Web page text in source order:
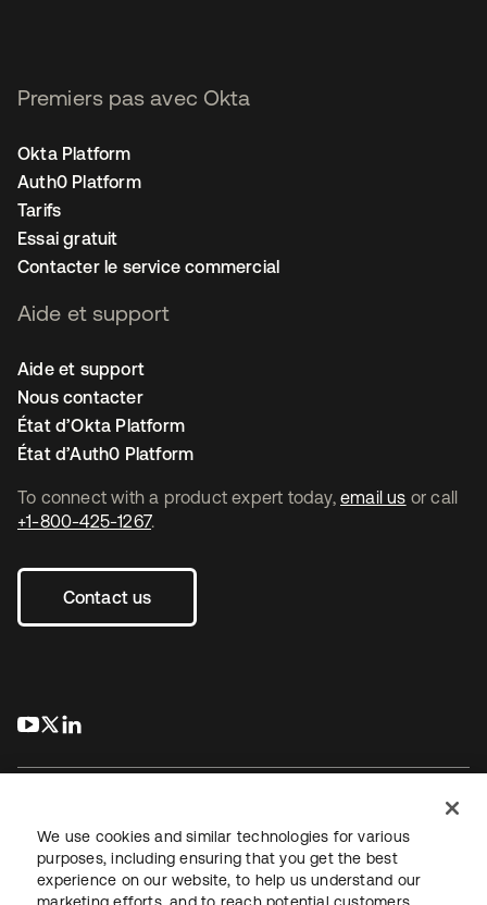
To connect with a product expert today, email us or call
+1-800-425-1267.
Contact us
s’ouvre dans un nouvel onglet
s’ouvre dans un nouvel onglet
Premiers pas avec Okta
Okta Platform
Auth0 Platform
Tarifs
Essai gratuit
Contacter le service commercial
Aide et support
Aide et support
Nous contacter
État d’Okta Platform
État d’Auth0 Platform
JuridiquePolitique de confidentialité
We use cookies and similar technologies for various
purposes, including ensuring that you get the best
experience on our website, to help us understand our